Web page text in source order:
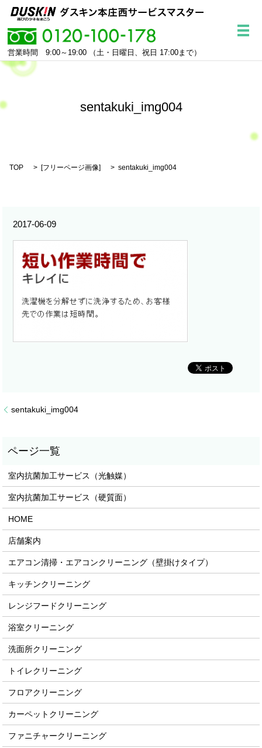
営業時間 9:00～19:00 （土・日曜日、祝日 17:00まで）
メ
sentakuki_img004
TOP [フリーページ画像] sentakuki_img004
2017-06-09
sentakuki_img004
室内抗菌加工サービス（光触媒）
室内抗菌加工サービス（硬質面）
HOME
店舗案内
エアコン清掃・エアコンクリーニング（壁掛けタイプ）
キッチンクリーニング
レンジフードクリーニング
浴室クリーニング
洗面所クリーニング
トイレクリーニング
フロアクリーニング
カーペットクリーニング
ファニチャークリーニング